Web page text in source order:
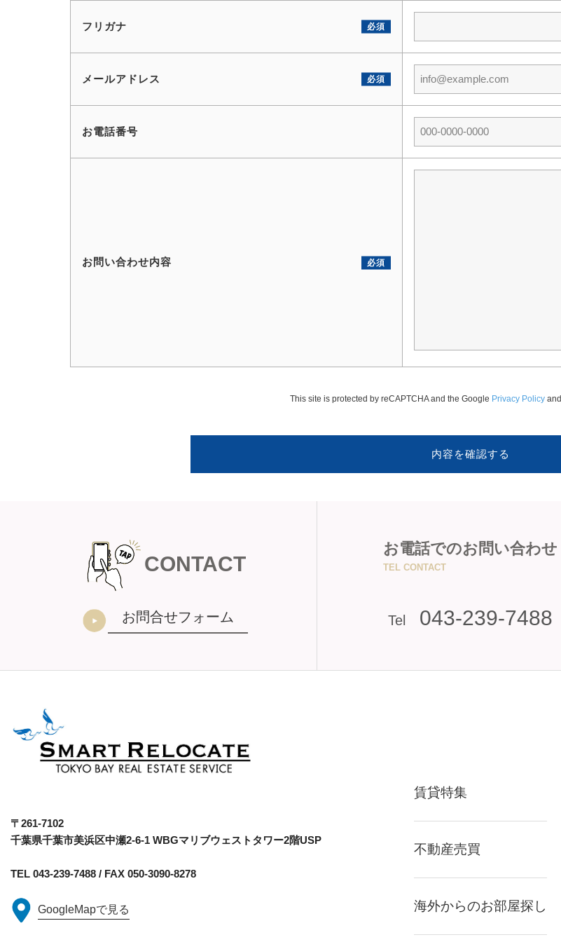
フリガナ 必須
メールアドレス 必須
お電話番号
お問い合わせ内容 必須
This site is protected by reCAPTCHA and the Google Privacy Policy and
CONTACT
お問合せフォーム
お電話でのお問い合わせ
TEL CONTACT
Tel 043-239-7488
〒261-7102
千葉県千葉市美浜区中瀬2-6-1 WBGマリブウェストタワー2階USP
TEL 043-239-7488 / FAX 050-3090-8278
GoogleMapで見る
賃貸特集
不動産売買
海外からのお部屋探し